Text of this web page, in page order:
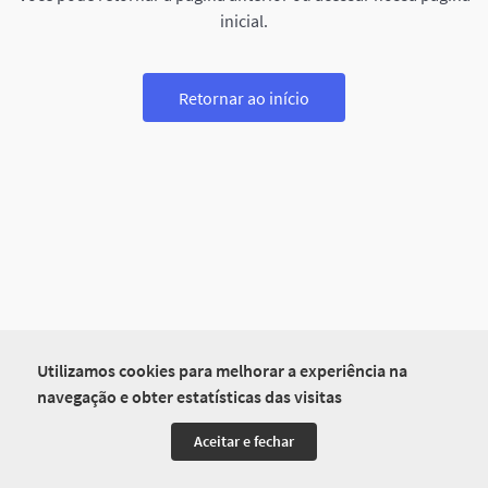
Utilizamos cookies para melhorar a experiência na
navegação e obter estatísticas das visitas
Aceitar e fechar
inicial.
Retornar ao início